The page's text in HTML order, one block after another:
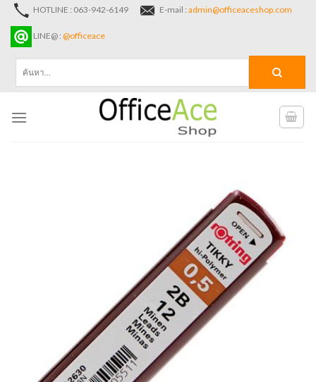
Skip
content
HOTLINE : 063-942-6149 E-mail : admin@officeaceshop.com
LINE@ : @officeace